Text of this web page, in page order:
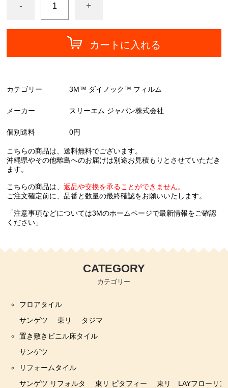
- +
カートに入れる
カテゴリー 3M™ ダイノック™ フィルム
メーカー スリーエム ジャパン株式会社
個別送料 0円
こちらの商品は、送料無料でございます。
沖縄県やその他離島へのお届けは別途お見積もりとさせていただき
ます。
こちらの商品は、返品や交換を承ることができません。
ご注文確定前に、品番と数量の最終確認をお願いいたします。
「注意事項などについては3Mのホームページで最新情報をご確認
ください」
CATEGORY
カテゴリー
フロアタイル
サンゲツ
東リ
タジマ
置き敷きビニル床タイル
サンゲツ
リフォームタイル
サンゲツ リフォルタ
東リ ピタフィー
東リ LAYフローリン